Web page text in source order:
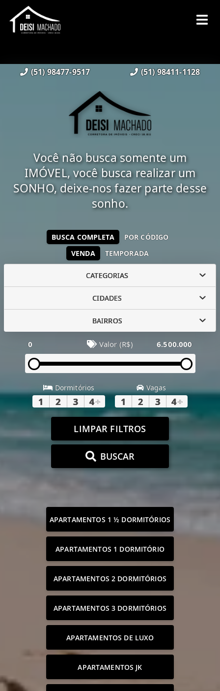
(51) 98477-9517 (51) 98411-1128
Você não busca somente um
IMÓVEL, você busca realizar um
SONHO, deixe-nos fazer parte desse
sonho.
VENDA TEMPORADA
BUSCA COMPLETA POR CÓDIGO
CATEGORIAS
CIDADES
BAIRROS
0 Valor (R$) 6.500.000
Dormitórios
1 2 3 4+
Vagas
1 2 3 4+
LIMPAR FILTROS
BUSCAR
APARTAMENTOS 1 ½ DORMITÓRIOS
APARTAMENTOS 1 DORMITÓRIO
APARTAMENTOS 2 DORMITÓRIOS
APARTAMENTOS 3 DORMITÓRIOS
APARTAMENTOS DE LUXO
APARTAMENTOS JK